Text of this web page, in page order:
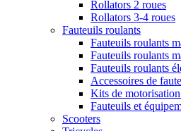
Rollators 2 roues
Rollators 3-4 roues
Fauteuils roulants
Fauteuils roulants
Fauteuils roulants
Fauteuils roulants
Accessoires de
Kits de
Fauteuils et
Scooters